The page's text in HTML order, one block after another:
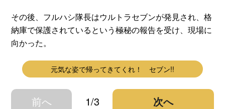
その後、フルハシ隊長はウルトラセブンが発見され、格
納庫で保護されているという極秘の報告を受け、現場に
向かった。
元気な姿で帰ってきてくれ！ セブン!!
前へ 1/3 次へ